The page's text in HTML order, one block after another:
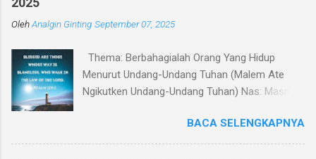
dibandingkan dengan panggilan gereja dalam
GBKP yang sedikit berbeda dengan teks acuan
Alkitab, menunjukkan bahwa GBKP memiliki
landasan dogmatis yang cukup kuat dalam
ceramah, akan dipaparkan makna kata-kata
dalam visi yaitu “Menjadi Keluarga Allah yang
OlehAnalgin Ginting September 07, 2025
Thema: Berbahagialah Orang Yang Hidup
Menurut Undang-Undang Tuhan (Malem Ate
Ngikutken Undang-Undang Tuhan) Nas: Masmur
hakikatnya mencari kebahagiaan. Namun
pertanyaan yang mendasar adalah: apakah
BACA SELENGKAPNYA